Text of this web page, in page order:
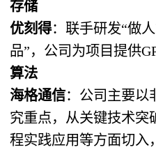
存储
优刻得：联手研发“做
品”，公司为项目提供
算法
海格通信：公司主要以
究重点，从关键技术突
程实践应用等方面切入